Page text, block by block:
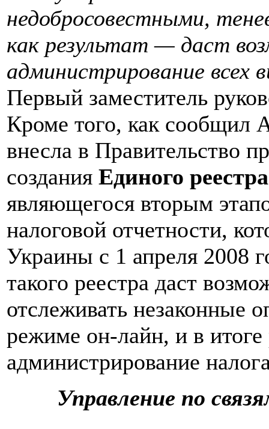
недобросовестными,
как результат — даст
администрирование всех
Первый заместитель
Кроме того, как сообщил
внесла в Правительство
создания Единого
являющегося вторым
налоговой отчетности,
Украины с 1 апреля 2008
такого реестра даст
отслеживать незаконные
режиме он-лайн, и в
администрирование
Управление по